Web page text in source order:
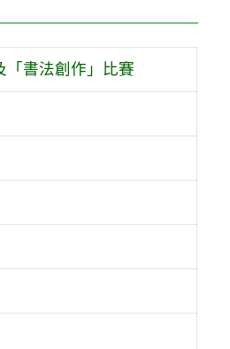
「書法創作」比賽